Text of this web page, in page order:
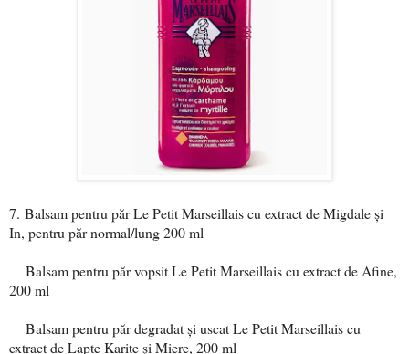
7. Balsam pentru păr Le Petit Marseillais cu extract de Migdale și
In, pentru păr normal/lung 200 ml
Balsam pentru păr vopsit Le Petit Marseillais cu extract de Afine,
200 ml
Balsam pentru păr degradat și uscat Le Petit Marseillais cu
extract de Lapte Karite și Miere, 200 ml